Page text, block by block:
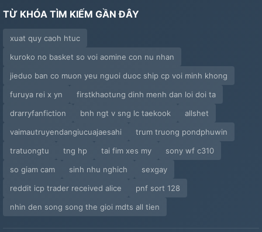
TỪ KHÓA TÌM KIẾM GẦN ĐÂY
xuat quy caoh htuc
kuroko no basket so voi aomine con nu nhan
jieduo ban co muon yeu nguoi duoc ship cp voi minh khong
furuya rei x yn
firstkhaotung dinh menh dan loi doi ta
drarryfanfiction
bnh ngt v sng lc taekook
allshet
vaimautruyendangiucuajaesahi
trum truong pondphuwin
tratuongtu
tng hp tai fim xes my
sony wf c310
so giam cam
sinh nhu nghich
sexgay
reddit icp trader received alice
pnf sort 128
nhin den song song the gioi mdts all tien